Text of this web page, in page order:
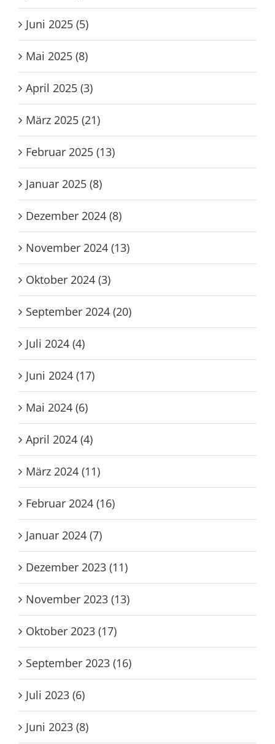
Juni 2025 (5)
Mai 2025 (8)
April 2025 (3)
März 2025 (21)
Februar 2025 (13)
Januar 2025 (8)
Dezember 2024 (8)
November 2024 (13)
Oktober 2024 (3)
September 2024 (20)
Juli 2024 (4)
Juni 2024 (17)
Mai 2024 (6)
April 2024 (4)
März 2024 (11)
Februar 2024 (16)
Januar 2024 (7)
Dezember 2023 (11)
November 2023 (13)
Oktober 2023 (17)
September 2023 (16)
Juli 2023 (6)
Juni 2023 (8)